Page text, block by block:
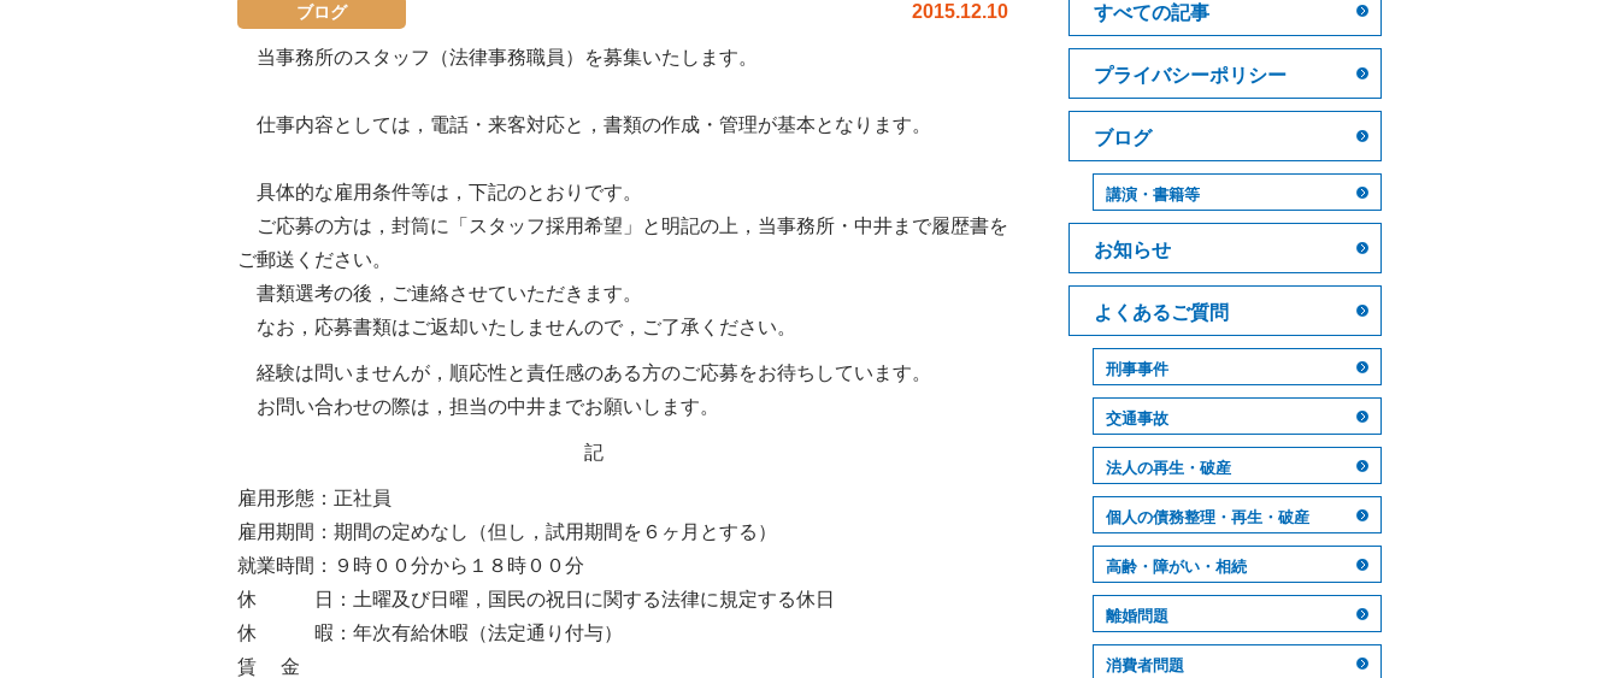
2015.12.10
ブログ
当事務所のスタッフ（法律事務職員）を募集いたします。
仕事内容としては，電話・来客対応と，書類の作成・管理が基本となります。
具体的な雇用条件等は，下記のとおりです。
ご応募の方は，封筒に「スタッフ採用希望」と明記の上，当事務所・中井まで履歴書を
ご郵送ください。
書類選考の後，ご連絡させていただきます。
なお，応募書類はご返却いたしませんので，ご了承ください。
経験は問いませんが，順応性と責任感のある方のご応募をお待ちしています。
お問い合わせの際は，担当の中井までお願いします。
記
雇用形態：正社員
雇用期間：期間の定めなし（但し，試用期間を６ヶ月とする）
就業時間：９時００分から１８時００分
休 日：土曜及び日曜，国民の祝日に関する法律に規定する休日
休 暇：年次有給休暇（法定通り付与）
賃 金
すべての記事
プライバシーポリシー
ブログ
講演・書籍等
お知らせ
よくあるご質問
刑事事件
交通事故
法人の再生・破産
個人の債務整理・再生・破産
高齢・障がい・相続
離婚問題
消費者問題